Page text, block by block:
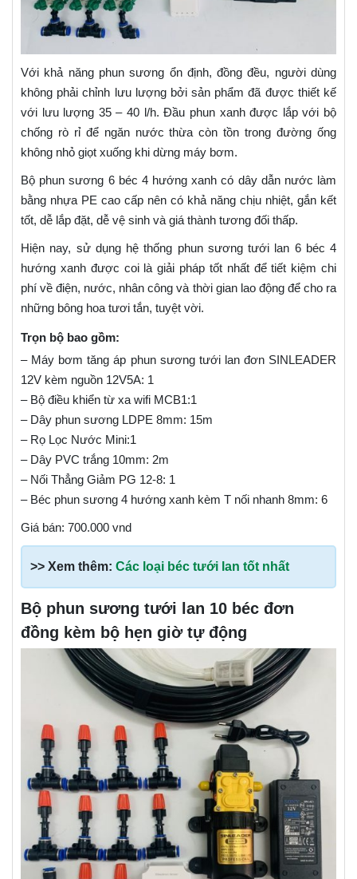
Với khả năng phun sương ổn định, đồng đều, người dùng
không phải chỉnh lưu lượng bởi sản phẩm đã được thiết kế
với lưu lượng 35 – 40 l/h. Đầu phun xanh được lắp với bộ
chống rò rỉ để ngăn nước thừa còn tồn trong đường ống
không nhỏ giọt xuống khi dừng máy bơm.
Bộ phun sương 6 béc 4 hướng xanh có dây dẫn nước làm
bằng nhựa PE cao cấp nên có khả năng chịu nhiệt, gắn kết
tốt, dễ lắp đặt, dễ vệ sinh và giá thành tương đối thấp.
Hiện nay, sử dụng hệ thống phun sương tưới lan 6 béc 4
hướng xanh được coi là giải pháp tốt nhất để tiết kiệm chi
phí về điện, nước, nhân công và thời gian lao động để cho ra
những bông hoa tươi tắn, tuyệt vời.
Trọn bộ bao gồm:
– Máy bơm tăng áp phun sương tưới lan đơn SINLEADER
12V kèm nguồn 12V5A: 1
– Bộ điều khiển từ xa wifi MCB1:1
– Dây phun sương LDPE 8mm: 15m
– Rọ Lọc Nước Mini:1
– Dây PVC trắng 10mm: 2m
– Nối Thẳng Giảm PG 12-8: 1
– Béc phun sương 4 hướng xanh kèm T nối nhanh 8mm: 6
Giá bán: 700.000 vnd
>> Xem thêm: Các loại béc tưới lan tốt nhất
Bộ phun sương tưới lan 10 béc đơn
đồng kèm bộ hẹn giờ tự động